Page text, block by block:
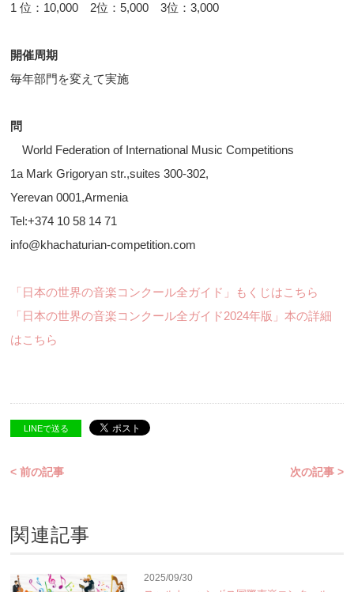
1 位：10,000 2位：5,000 3位：3,000
開催周期
毎年部門を変えて実施
問
World Federation of International Music Competitions
1a Mark Grigoryan str.,suites 300-302,
Yerevan 0001,Armenia
Tel:+374 10 58 14 71
info@khachaturian-competition.com
「日本の世界の音楽コンクール全ガイド」もくじはこちら
「日本の世界の音楽コンクール全ガイド2024年版」本の詳細
はこちら
LINEで送る
< 前の記事 次の記事 >
関連記事
2025/09/30